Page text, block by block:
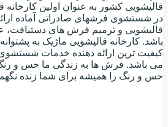
قالیشویی کشور به عنوان اولین
در شستشوی فرشهای صادراتی آماده
قالیشویی و ترمیم فرش های دستبافت،
باشد. کارخانه قالیشویی ماژیک به
کیفیت ترین ارائه دهنده خدمات
می باشد. فرش ها به زندگی ما حس و
حس و رنگ را همیشه برای شما زنده